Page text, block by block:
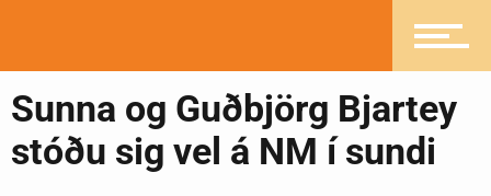
Heilsueflandi samfélag
Sunna og Guðbjörg Bjartey
stóðu sig vel á NM í sundi